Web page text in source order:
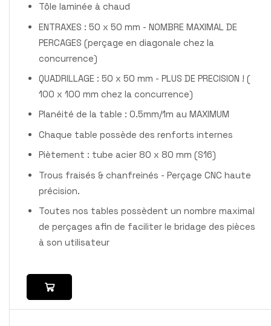
Tôle laminée à chaud
ENTRAXES : 50 x 50 mm - NOMBRE MAXIMAL DE
PERCAGES (perçage en diagonale chez la
concurrence)
QUADRILLAGE : 50 x 50 mm - PLUS DE PRECISION ! (
100 x 100 mm chez la concurrence)
Planéité de la table : 0.5mm/1m au MAXIMUM
Chaque table possède des renforts internes
Piètement : tube acier 80 x 80 mm (S16)
Trous fraisés & chanfreinés - Perçage CNC haute
précision.
Toutes nos tables possèdent un nombre maximal
de perçages afin de faciliter le bridage des pièces
à son utilisateur